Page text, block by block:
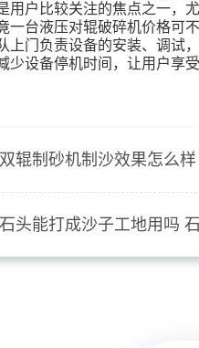
用户比较关注的焦点之一，
一台液压对辊破碎机价格可
上门负责设备的安装、调试
少设备停机时间，让用户享
双辊制砂机制沙效果怎么样
石头能打成沙子工地用吗